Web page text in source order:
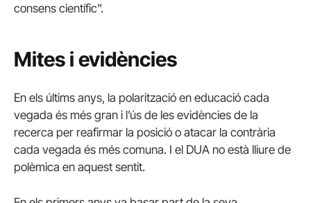
consens científic”.
Mites i evidències
En els últims anys, la polarització en educació cada
vegada és més gran i l’ús de les evidències de la
recerca per reafirmar la posició o atacar la contrària
cada vegada és més comuna. I el DUA no està lliure de
polèmica en aquest sentit.